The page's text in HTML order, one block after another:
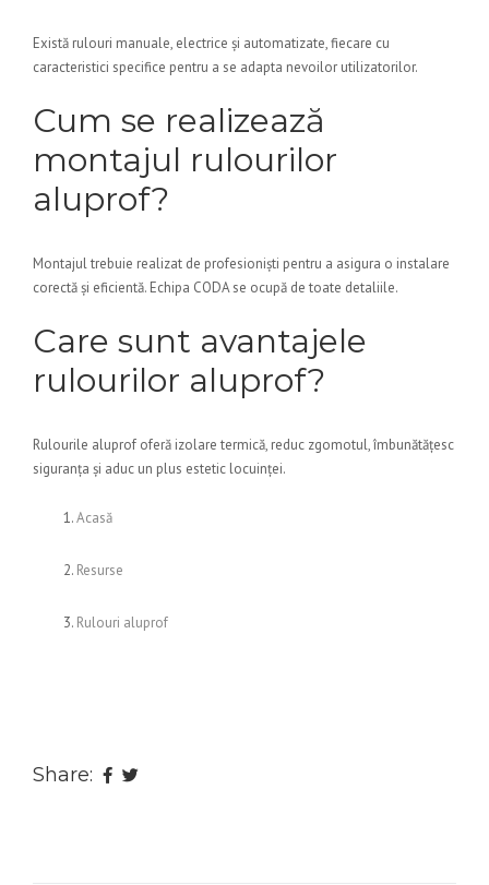
Există rulouri manuale, electrice și automatizate, fiecare cu
caracteristici specifice pentru a se adapta nevoilor utilizatorilor.
Cum se realizează
montajul rulourilor
aluprof?
Montajul trebuie realizat de profesioniști pentru a asigura o instalare
corectă și eficientă. Echipa CODA se ocupă de toate detaliile.
Care sunt avantajele
rulourilor aluprof?
Rulourile aluprof oferă izolare termică, reduc zgomotul, îmbunătățesc
siguranța și aduc un plus estetic locuinței.
Acasă
Resurse
Rulouri aluprof
Share: